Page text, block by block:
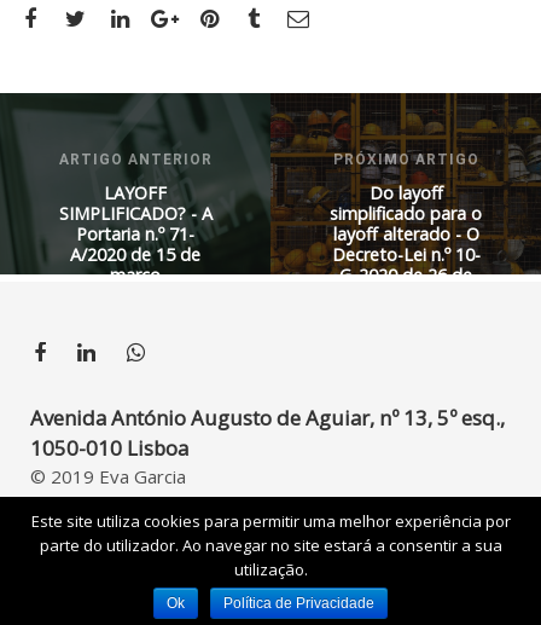
ARTIGO ANTERIOR
LAYOFF
SIMPLIFICADO? - A
Portaria n.º 71-
A/2020 de 15 de
março
PRÓXIMO ARTIGO
Do layoff
simplificado para o
layoff alterado - O
Decreto-Lei n.º 10-
G_2020 de 26 de
Avenida António Augusto de Aguiar, nº 13, 5º esq.,
1050-010 Lisboa
© 2019 Eva Garcia
Developed byUpperDigital
Este site utiliza cookies para permitir uma melhor experiência por
parte do utilizador. Ao navegar no site estará a consentir a sua
utilização.
Ok Política de Privacidade